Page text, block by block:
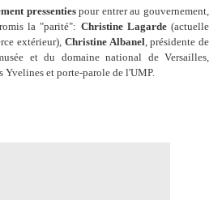
pressentiespour entrer au gouvernement,
la "parité": Christine Lagarde(actuelle
extérieur), Christine Albanel, présidente de
et du domaine national de Versailles,
Yvelines et porte-parole de l'UMP.